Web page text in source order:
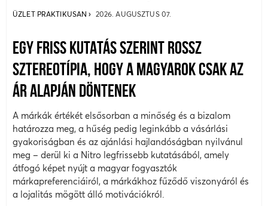
ÜZLET PRAKTIKUSAN 2026. AUGUSZTUS 07.
EGY FRISS KUTATÁS SZERINT ROSSZ
SZTEREOTÍPIA, HOGY A MAGYAROK CSAK AZ
ÁR ALAPJÁN DÖNTENEK
A márkák értékét elsősorban a minőség és a bizalom
határozza meg, a hűség pedig leginkább a vásárlási
gyakoriságban és az ajánlási hajlandóságban nyilvánul
meg – derül ki a Nitro legfrissebb kutatásából, amely
átfogó képet nyújt a magyar fogyasztók
márkapreferenciáiról, a márkákhoz fűződő viszonyáról és
a lojalitás mögött álló motivációkról.